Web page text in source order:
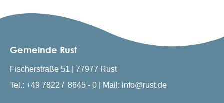
Gemeinde Rust
Fischerstraße 51 | 77977 Rust
Tel.: +49 7822 / 8645 - 0 | Mail: info@rust.de